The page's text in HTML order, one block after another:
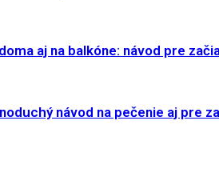
aj na balkóne: návod pre
návod na pečenie aj pre